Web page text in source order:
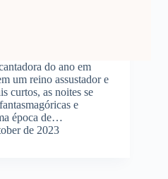
do ano em
um reino assustador e
curtos, as noites se
e
época de…
de 2023